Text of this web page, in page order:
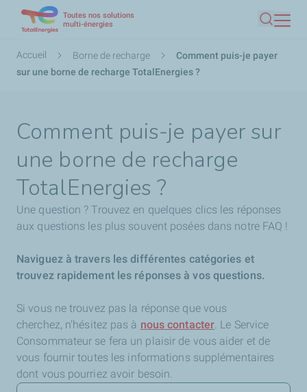
contenu
principal
Toutes nos solutions
multi-énergies
Fil
d'Ariane
Accueil Borne de recharge
Comment puis-je payer
sur une borne de recharge TotalEnergies ?
Comment puis-je payer sur
une borne de recharge
TotalEnergies ?
Une question ? Trouvez en quelques clics les réponses
aux questions les plus souvent posées dans notre FAQ !
Naviguez à travers les différentes catégories et
trouvez rapidement les réponses à vos questions.
Si vous ne trouvez pas la réponse que vous
cherchez, n'hésitez pas à nous contacter. Le Service
Consommateur se fera un plaisir de vous aider et de
vous fournir toutes les informations supplémentaires
dont vous pourriez avoir besoin.